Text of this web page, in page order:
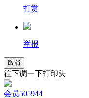
打赏
举报
取消
往下调一下打印头
会员505944